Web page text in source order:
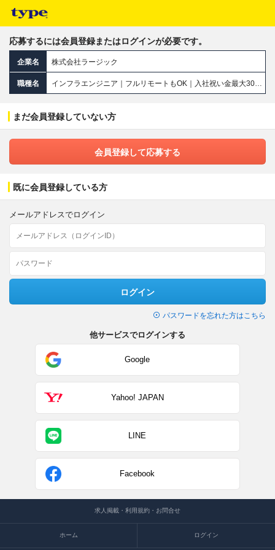
応募するには会員登録またはログインが必要です。
企業名 株式会社ラージック
職種名 インフラエンジニア｜フルリモートもOK｜入社祝い金最大30万｜前職給与保証｜最大還元率88％｜年休最大144日
まだ会員登録していない方
会員登録して応募する
既に会員登録している方
メールアドレスでログイン
ログイン
パスワードを忘れた方はこちら
他サービスでログインする
Google
Yahoo! JAPAN
LINE
Facebook
求人掲載・利用規約・お問合せ
ホーム ログイン